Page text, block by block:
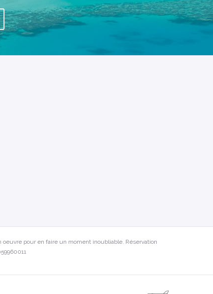
pour en faire un moment inoubliable. Réservation